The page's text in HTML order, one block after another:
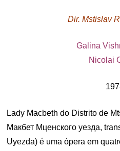
Dir. Mstislav
Galina
Nicolai
Lady Macbeth do Distrito de
Макбет Мценского уезда,
Uyezda) é uma ópera em